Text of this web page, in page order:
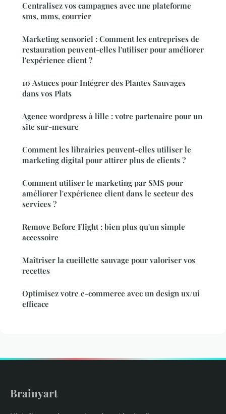
Centralisez vos campagnes avec une plateforme
sms, mms, courrier
Marketing sensoriel : Comment les entreprises de
restauration peuvent-elles l'utiliser pour améliorer
l'expérience client ?
10 Astuces pour Intégrer des Plantes Sauvages
dans vos Plats
Agence wordpress à lille : votre partenaire pour un
site sur-mesure
Comment les librairies peuvent-elles utiliser le
marketing digital pour attirer plus de clients ?
Comment utiliser le marketing par SMS pour
améliorer l'expérience client dans le secteur des
services ?
Remove Before Flight : bien plus qu'un simple
accessoire
Maîtriser la cueillette sauvage pour valoriser vos
recettes
Optimisez votre e-commerce avec un design ux/ui
efficace
Brainyart